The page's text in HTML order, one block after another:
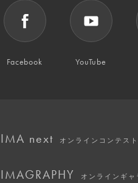
Facebook YouTube
IMA next オンラインコンテスト
IMAGRAPHY オンラインギャ